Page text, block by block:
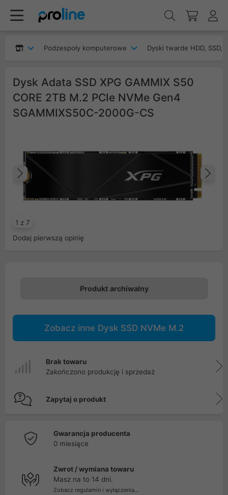
Podzespoły komputerowe Dyski twarde HDD, SSD,
Dysk Adata SSD XPG GAMMIX S50
CORE 2TB M.2 PCIe NVMe Gen4
SGAMMIXS50C-2000G-CS
1 z 7
Poprzedni
Dodaj pierwszą opinię
Produkt archiwalny
Zobacz inne Dysk SSD NVMe M.2
Brak towaru
Zakończono produkcję i sprzedaż
Zapytaj o produkt
Gwarancja producenta
0 miesiące
Zwrot / wymiana towaru
Masz na to 14 dni.
Zobacz regulamin i wyłączenia...